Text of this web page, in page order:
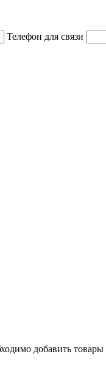
Телефон для связи
добавить